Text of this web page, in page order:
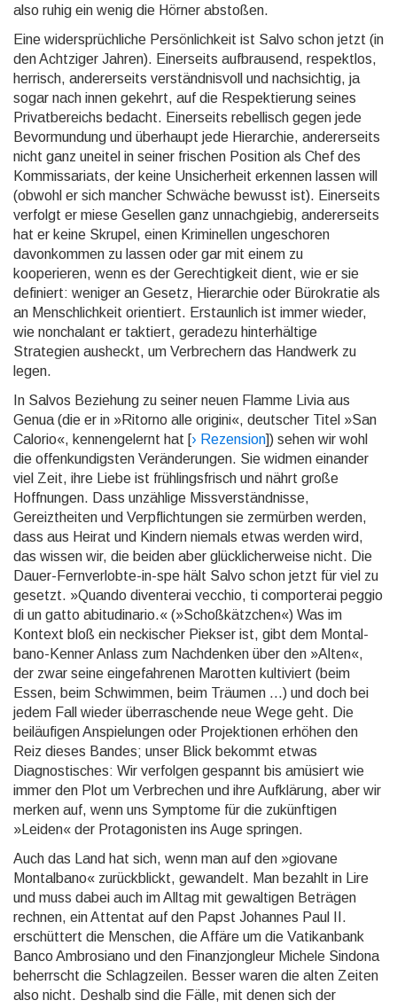
also ruhig ein wenig die Hörner abstoßen.
Eine widersprüchliche Persönlichkeit ist Salvo schon jetzt (in
den Achtziger Jahren). Einerseits aufbrau­send, respektlos,
herrisch, andererseits verständnisvoll und nachsichtig, ja
sogar nach innen gekehrt, auf die Respektierung seines
Privatbereichs bedacht. Einerseits rebellisch gegen jede
Bevormundung und überhaupt jede Hierarchie, andererseits
nicht ganz uneitel in seiner frischen Position als Chef des
Kommis­sariats, der keine Unsicherheit erkennen lassen will
(obwohl er sich mancher Schwäche bewusst ist). Einer­seits
verfolgt er miese Gesellen ganz unnachgiebig, andererseits
hat er keine Skrupel, einen Kriminellen ungeschoren
davonkommen zu lassen oder gar mit einem zu
kooperieren, wenn es der Gerechtigkeit dient, wie er sie
definiert: weniger an Gesetz, Hierarchie oder Bürokratie als
an Menschlichkeit orientiert. Er­staun­lich ist immer wieder,
wie nonchalant er taktiert, geradezu hinterhältige
Strategien ausheckt, um Ver­bre­chern das Handwerk zu
legen.
In Salvos Beziehung zu seiner neuen Flamme Livia aus
Genua (die er in »Ritorno alle origini«, deutscher Titel »San
Calorio«, kennengelernt hat [› Rezension]) sehen wir wohl
die offenkundigsten Verände­rungen. Sie widmen einander
viel Zeit, ihre Liebe ist frühlingsfrisch und nährt große
Hoffnungen. Dass un­zählige Missverständnisse,
Gereiztheiten und Verpflichtungen sie zermürben werden,
dass aus Heirat und Kindern niemals etwas werden wird,
das wissen wir, die beiden aber glücklicherweise nicht. Die
Dauer-Fernverlobte-in-spe hält Salvo schon jetzt für viel zu
gesetzt. »Quando diventerai vecchio, ti comporterai peggio
di un gatto abitudinario.« (»Schoßkätzchen«) Was im
Kontext bloß ein neckischer Piekser ist, gibt dem Mont­al­
ba­no-Kenner Anlass zum Nachdenken über den »Alten«,
der zwar seine eingefahrenen Marotten kultiviert (beim
Essen, beim Schwimmen, beim Träumen ...) und doch bei
jedem Fall wieder überraschen­de neue Wege geht. Die
beiläufigen Anspielungen oder Projektionen erhöhen den
Reiz dieses Bandes; un­ser Blick be­kommt etwas
Diagnostisches: Wir verfolgen gespannt bis amüsiert wie
immer den Plot um Verbrechen und ihre Aufklärung, aber wir
merken auf, wenn uns Symptome für die zukünftigen
»Leiden« der Pro­ta­go­nis­ten ins Auge springen.
Auch das Land hat sich, wenn man auf den »giovane
Montalbano« zurückblickt, gewandelt. Man bezahlt in Lire
und muss dabei auch im Alltag mit gewaltigen Beträgen
rechnen, ein Attentat auf den Papst Johannes Paul II.
erschüttert die Menschen, die Affäre um die Vatikanbank
Banco Ambrosiano und den Finanz­jong­leur Michele Sindona
beherrscht die Schlagzeilen. Besser waren die alten Zeiten
also nicht. Deshalb sind die Fälle, mit denen sich der